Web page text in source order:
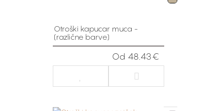
Otroški kapucar muca -
(različne barve)
Od 48.43€